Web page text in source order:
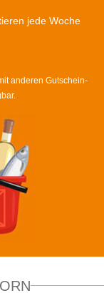
jede Woche
anderen Gutschein-